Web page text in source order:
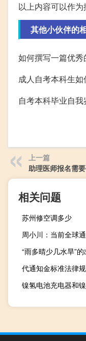
以上内容可以作为
其他小伙伴的
如何撰写一篇优秀
成人自考本科生
自考本科毕业自
上一篇
助理医师报名需
相关问题
苏州修空调多少
周小川：当前全球
“雨多晴少几水旱”
代通知金标准法律
镍氢电池充电器和